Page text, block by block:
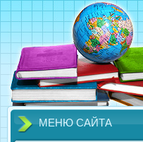
МЕНЮ САЙТА